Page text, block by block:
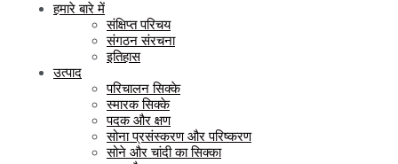
हमारे बारे में
संक्षिप्त परिचय
संगठन संरचना
इतिहास
उत्पाद
परिचालन सिक्के
स्मारक सिक्के
पदक और क्षण
सोना प्रसंस्करण और परिष्करण
सोने और चांदी का सिक्का